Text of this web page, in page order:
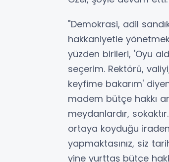
"Demokrasi, adil
hakkaniyetle
yüzden birileri, 'Oyu
seçerim. Rektörü,
keyfime bakarım'
madem bütçe hakkı
meydanlardır,
ortaya koyduğu
yapmaktasınız, siz
yine yurttaş bütçe